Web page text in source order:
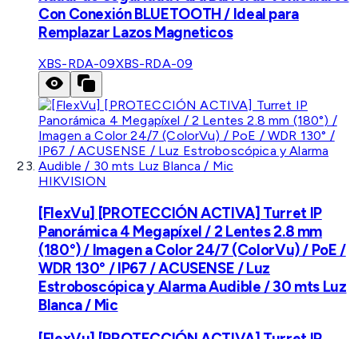
Con Conexión BLUETOOTH / Ideal para
Remplazar Lazos Magneticos
XBS-RDA-09XBS-RDA-09
HIKVISION
[FlexVu] [PROTECCIÓN ACTIVA] Turret IP
Panorámica 4 Megapíxel / 2 Lentes 2.8 mm
(180°) / Imagen a Color 24/7 (ColorVu) / PoE /
WDR 130° / IP67 / ACUSENSE / Luz
Estroboscópica y Alarma Audible / 30 mts Luz
Blanca / Mic